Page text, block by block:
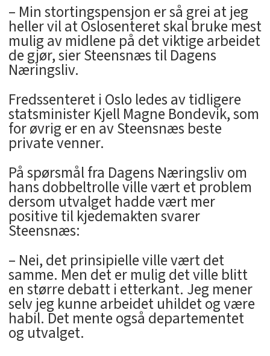
– Min stortingspensjon er så grei at jeg
heller vil at Oslosenteret skal bruke mest
mulig av midlene på det viktige arbeidet
de gjør, sier Steensnæs til Dagens
Næringsliv.
Fredssenteret i Oslo ledes av tidligere
statsminister Kjell Magne Bondevik, som
for øvrig er en av Steensnæs beste
private venner.
På spørsmål fra Dagens Næringsliv om
hans dobbeltrolle ville vært et problem
dersom utvalget hadde vært mer
positive til kjedemakten svarer
Steensnæs:
– Nei, det prinsipielle ville vært det
samme. Men det er mulig det ville blitt
en større debatt i etterkant. Jeg mener
selv jeg kunne arbeidet uhildet og være
habil. Det mente også departementet
og utvalget.